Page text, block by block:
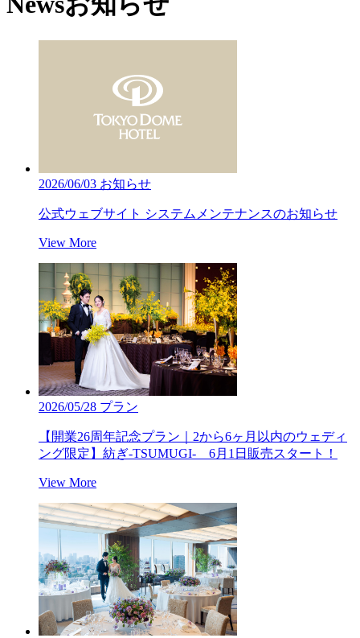
2026/06/03 お知らせ
公式ウェブサイト システムメンテナンスのお知らせ
View More
2026/05/28 プラン
【開業26周年記念プラン｜2から6ヶ月以内のウェディ
ング限定】紡ぎ‐TSUMUGI‐ 6月1日販売スタート！
View More